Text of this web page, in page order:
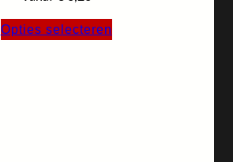
Opties selecteren